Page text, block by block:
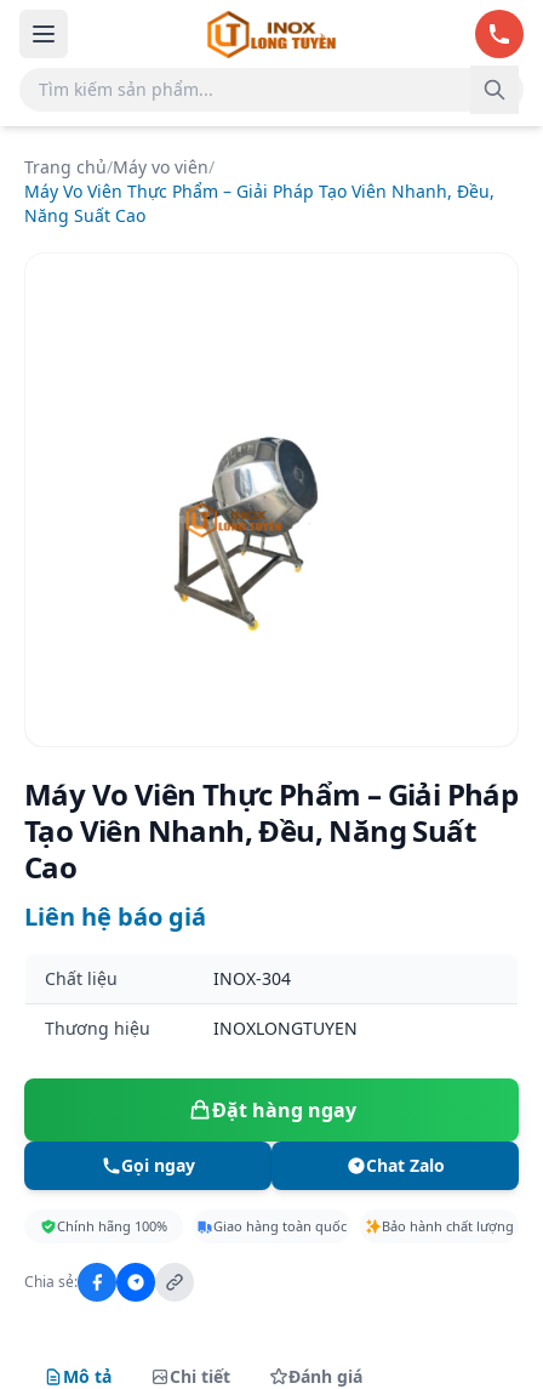
Bỏ qua đến nội dung chính
Trang chủ/Máy vo viên/
Máy Vo Viên Thực Phẩm – Giải Pháp Tạo Viên Nhanh, Đều,
Năng Suất Cao
Máy Vo Viên Thực Phẩm – Giải Pháp
Tạo Viên Nhanh, Đều, Năng Suất
Cao
Liên hệ báo giá
Chất liệu INOX-304
Thương hiệu INOXLONGTUYEN
Đặt hàng ngay
Gọi ngay Chat Zalo
Chính hãng 100% Giao hàng toàn quốc Bảo hành chất lượng
Chia sẻ:
Mô tả Chi tiết Đánh giá